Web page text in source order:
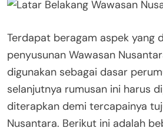
Terdapat beragam aspek yang
penyusunan Wawasan
digunakan sebagai dasar
selanjutnya rumusan ini harus
diterapkan demi tercapainya
Nusantara. Berikut ini adalah